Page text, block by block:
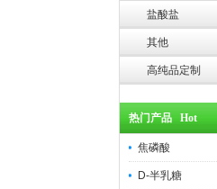
盐酸盐
其他
高纯品定制
热门产品 Hot
焦磷酸
D-半乳糖